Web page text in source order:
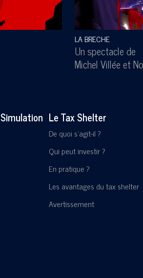
LA BRECHE
Un spectacle de
Michel Villéeet
Simulation Le Tax Shelter
De quoi s'agit-il ?
Qui peut investir ?
En pratique ?
Les avantages du tax shelter
Avertissement